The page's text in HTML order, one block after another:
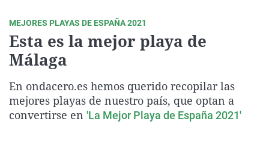
País Vasco
MEJORES PLAYAS DE ESPAÑA 2021
Esta es la mejor playa de
Málaga
En ondacero.es hemos querido recopilar las
mejores playas de nuestro país, que optan a
convertirse en 'La Mejor Playa de España 2021'